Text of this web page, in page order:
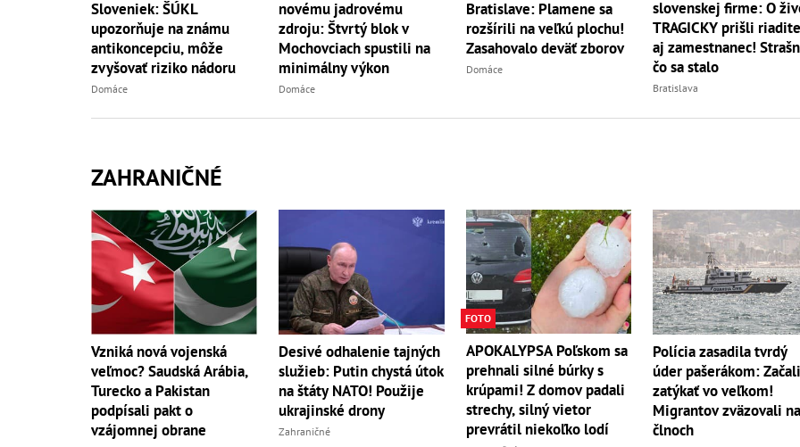
Sloveniek: ŠÚKL
upozorňuje na známu
antikoncepciu, môže
zvyšovať riziko nádoru
Domáce
novému jadrovému
zdroju: Štvrtý blok v
Mochovciach spustili na
minimálny výkon
Domáce
Bratislave: Plamene sa
rozšírili na veľkú plochu!
Zasahovalo deväť zborov
Domáce
slovenskej firme: O
TRAGICKY prišli
aj zamestnanec!
čo sa stalo
Bratislava
ZAHRANIČNÉ
Vzniká nová vojenská
veľmoc? Saudská Arábia,
Turecko a Pakistan
podpísali pakt o
vzájomnej obrane
Desivé odhalenie tajných
služieb: Putin chystá útok
na štáty NATO! Použije
ukrajinské drony
Zahraničné
FOTO
APOKALYPSA Poľskom sa
prehnali silné búrky s
krúpami! Z domov padali
strechy, silný vietor
prevrátil niekoľko lodí
Polícia zasadila tvrdý
úder pašerákom: Začali
zatýkať vo veľkom!
Migrantov zväzovali na
člnoch